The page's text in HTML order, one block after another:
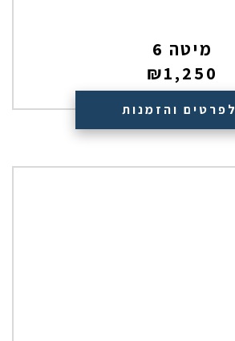
מיטה 6
₪1,250
לפרטים והזמנות